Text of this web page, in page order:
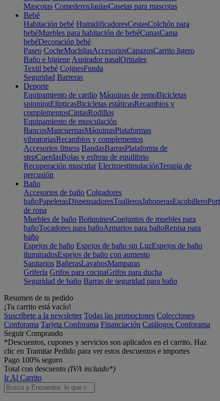
Mascotas ComederosJaulasCasetas para mascotas
Bebé
Habitación bebé HumidificadoresCestasColchón para
bebéMuebles para habitación de bebéCunasCama
bebéDecoración bebé
Paseo CocheMochilasAccesoriosCapazosCarrito ligero
Baño e higiene Aspirador nasalOrinales
Textil bebé CojinesFunda
Seguridad Barreras
Deporte
Equipamiento de cardio Máquinas de remoBicicletas
spinningElípticasBicicletas estáticasRecambios y
complementosCintasRodillos
Equipamiento de musculación
BancosMancuernasMáquinasPlataformas
vibratoriasRecambios y complementos
Accesorios fitness BandasBarrasPlataforma de
stepCuerdasBolas y esferas de equilibrio
Recuperación muscular ElectroestimulaciónTerapia de
percusión
Baño
Accesorios de baño Colgadores
bañoPapelerasDispensadoresToallerosJabonerasEscobillero
de ropa
Muebles de baño BotiquinesConjuntos de muebles para
bañoTocadores para bañoArmarios para bañoRepisa para
baño
Espejos de baño Espejos de baño sin LuzEspejos de baño
iluminadosEspejos de baño con aumento
Sanitarios BañerasLavabosMamparas
Grifería Grifos para cocinaGrifos para ducha
Seguridad de baño Barras de seguridad para baño
Resumen de tu pedido
¡Tu carrito está vacío!
Suscríbete a la newsletter Todas las promociones Colecciones
Conforama Tarjeta Conforama Financiación Catálogos Conforama
Seguir Comprando
*Descuentos, cupones y servicios son aplicados en el carrito. Haz
clic en Tramitar Pedido para ver estos descuentos e importes
Pago 100% seguro
Total con descuento (IVA incluido*)
Ir Al Carrito